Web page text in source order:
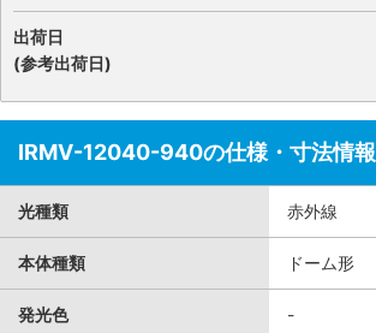
出荷日
(参考出荷日)
IRMV-12040-940の仕様・寸法情報
光種類 赤外線
本体種類 ドーム形
発光色 -